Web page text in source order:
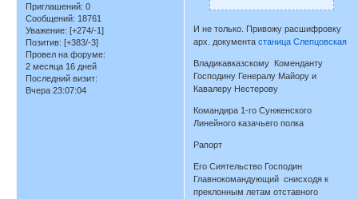
Приглашений: 0
Сообщений: 18761
Уважение: [+274/-1]
Позитив: [+383/-3]
Провел на форуме:
2 месяца 16 дней
Последний визит:
Вчера 23:07:04
И не только. Привожу расшифровку
арх. документастаница Слепцовская
Владикавказскому Коменданту
Господину Генералу Майору и
Кавалеру Нестерову
Командира 1-го Сунженского
Линейного казачьего полка
Рапорт
Его Сиятельство Господин
Главнокомандующий снисходя к
преклонным летам отставного